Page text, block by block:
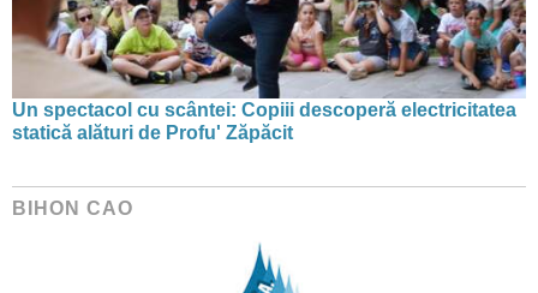
Un spectacol cu scântei: Copiii descoperă electricitatea
statică alături de Profu' Zăpăcit
BIHON CAO